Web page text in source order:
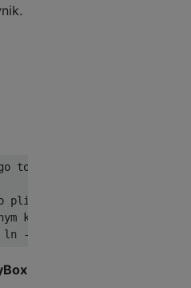
toybox / busybox na PC
binarnego. Zamień
W razie potrzeby